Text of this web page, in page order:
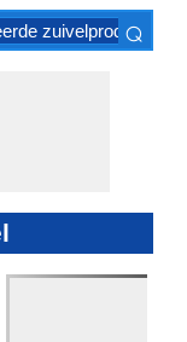
zuivelproducten
⌕